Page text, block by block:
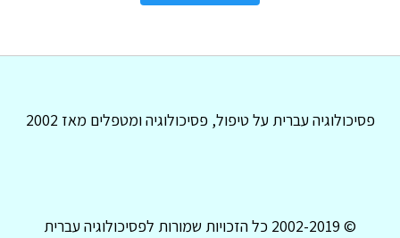
פסיכולוגיה עברית על טיפול, פסיכולוגיה ומטפלים מאז 2002
© 2002-2019 כל הזכויות שמורות לפסיכולוגיה עברית